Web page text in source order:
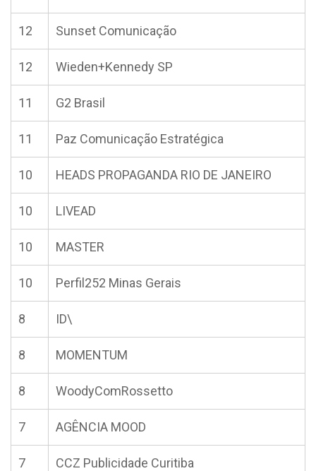
12 Sunset Comunicação
12 Wieden+Kennedy SP
11 G2 Brasil
11 Paz Comunicação Estratégica
10 HEADS PROPAGANDA RIO DE JANEIRO
10 LIVEAD
10 MASTER
10 Perfil252 Minas Gerais
8 ID\
8 MOMENTUM
8 WoodyComRossetto
7 AGÊNCIA MOOD
7 CCZ Publicidade Curitiba